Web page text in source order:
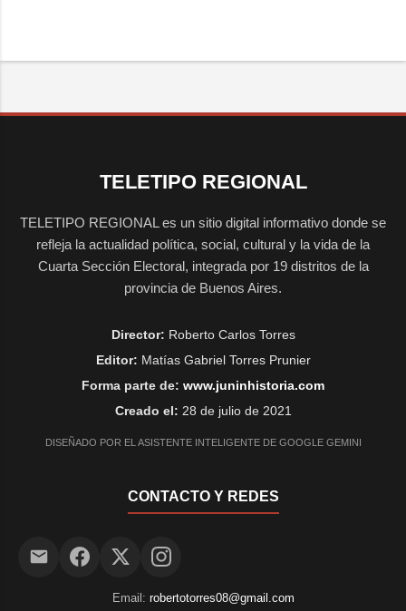
TELETIPO REGIONAL
TELETIPO REGIONAL es un sitio digital informativo donde se
refleja la actualidad política, social, cultural y la vida de la
Cuarta Sección Electoral, integrada por 19 distritos de la
provincia de Buenos Aires.
Director: Roberto Carlos Torres
Editor: Matías Gabriel Torres Prunier
Forma parte de: www.juninhistoria.com
Creado el: 28 de julio de 2021
DISEÑADO POR EL ASISTENTE INTELIGENTE DE GOOGLE GEMINI
CONTACTO Y REDES
Email: robertotorres08@gmail.com